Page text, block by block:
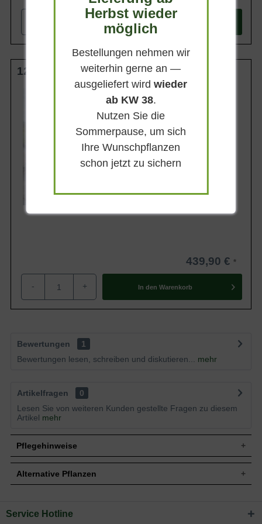
+ In den
125-150 cm C90
bis zu 80 cm
Belaubung
Blatt- / Nadelfarbe
Dunkelgrün
Rinde
Lieferbar
439,90 €
- + In den Warenkorb
Bewertungen
1
Bewertungen lesen, schreiben und diskutieren...
mehr
Artikelfragen
0
Lesen Sie von weiteren Kunden gestellte Fragen zu diesem
Artikel mehr
Pflegehinweise
Pflanz- und Pflegetipps Pinus mugo 'Krauskopf' /
Alternative Pflanzen
Sie suchen eine Alternative?
Herbst wieder
möglich
Bestellungen nehmen wir
weiterhin gerne an —
ausgeliefert wirdwieder
ab KW 38.
Nutzen Sie die
Sommerpause, um sich
Ihre Wunschpflanzen
schon jetzt zu sichern
Service Hotline